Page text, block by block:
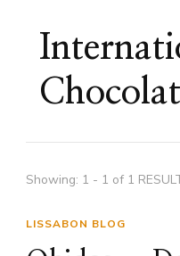
Showing: 1 - 1 of 1
LISSABON BLOG